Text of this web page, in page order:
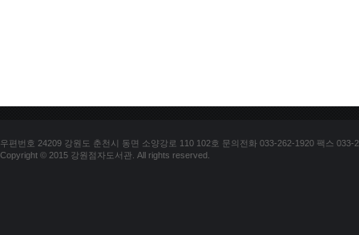
우편번호 24209 강원도 춘천시 동면 소양강로 110 102호 문의전화 033-262-1920 팩스 033-
Copyright © 2015 강원점자도서관. All rights reserved.